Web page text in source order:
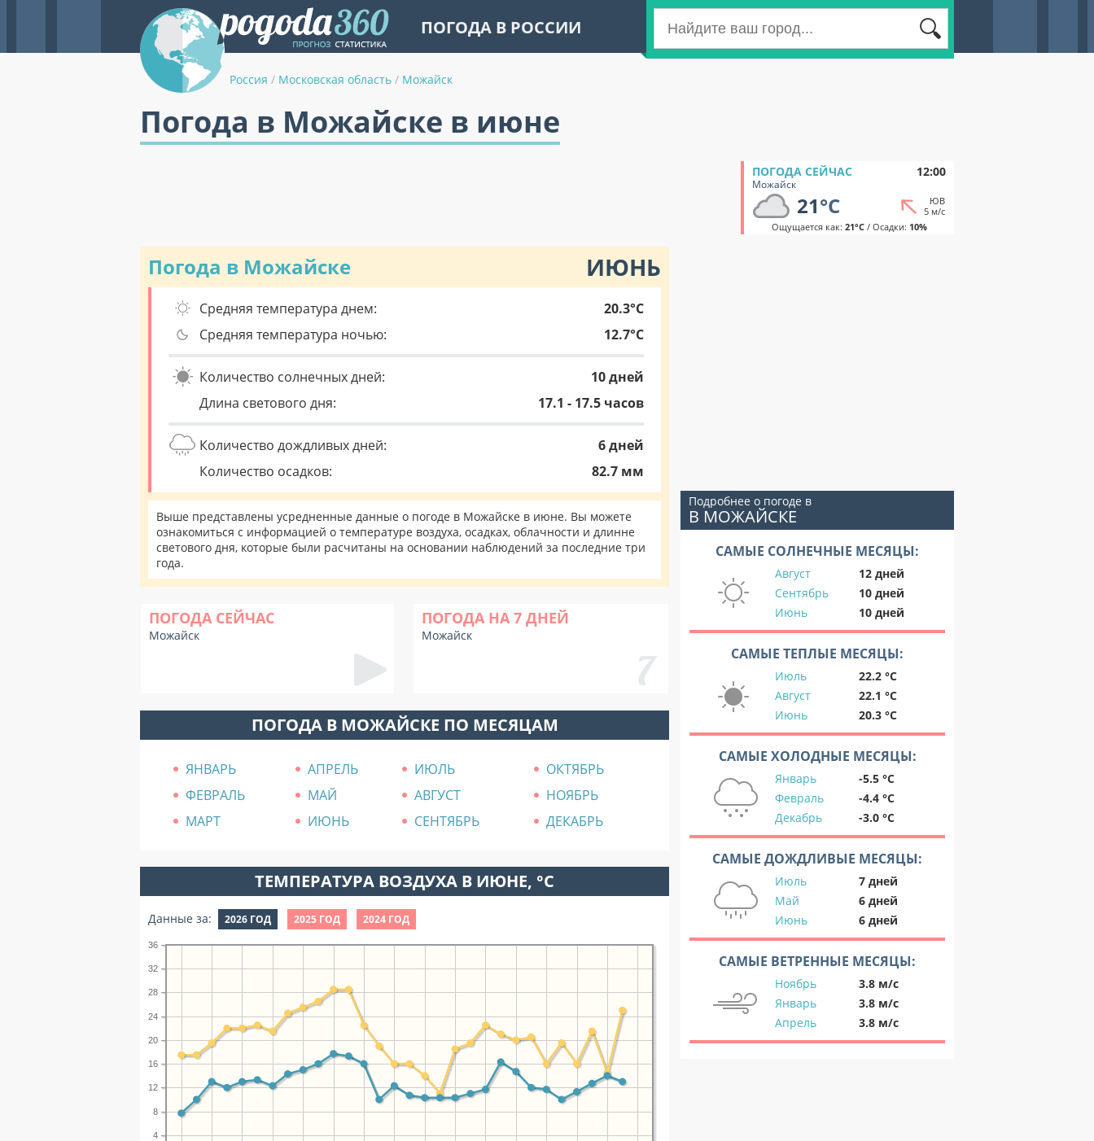
ПОГОДА В РОССИИ
Россия / Московская область / Можайск
Погода в Можайске в июне
ПОГОДА СЕЙЧАС 12:00
Можайск
21°C
ЮВ
5 м/с
Ощущается как: 21°C/ Осадки: 10%
Погода в Можайске ИЮНЬ
Средняя температура днем:
20.3°C
Средняя температура ночью:
12.7°C
Количество солнечных дней:
10 дней
Длина светового дня:
17.1 - 17.5 часов
Количество дождливых дней:
6 дней
Количество осадков:
82.7 мм
Выше представлены усредненные данные о погоде в Можайске в июне. Вы можете
ознакомиться с информацией о температуре воздуха, осадках, облачности и длинне
светового дня, которые были расчитаны на основании наблюдений за последние три
года.
ПОГОДА СЕЙЧАС
Можайск
ПОГОДА НА 7 ДНЕЙ
Можайск
ПОГОДА В МОЖАЙСКЕ ПО МЕСЯЦАМ
ЯНВАРЬ АПРЕЛЬ ИЮЛЬ
ОКТЯБРЬ
ФЕВРАЛЬ
МАЙ АВГУСТ
НОЯБРЬ
МАРТ
ИЮНЬ СЕНТЯБРЬ ДЕКАБРЬ
ТЕМПЕРАТУРА ВОЗДУХА В ИЮНЕ, °C
Данные за: 2026 ГОД 2025 ГОД 2024 ГОД
4
8
12
16
20
24
28
32
36
Подробнее о погоде в
В МОЖАЙСКЕ
САМЫЕ СОЛНЕЧНЫЕ МЕСЯЦЫ:
Август
12 дней
Сентябрь
10 дней
Июнь
10 дней
САМЫЕ ТЕПЛЫЕ МЕСЯЦЫ:
Июль
22.2 °C
Август
22.1 °C
Июнь
20.3 °C
САМЫЕ ХОЛОДНЫЕ МЕСЯЦЫ:
Январь
-5.5 °C
Февраль
-4.4 °C
Декабрь
-3.0 °C
САМЫЕ ДОЖДЛИВЫЕ МЕСЯЦЫ:
Июль
7 дней
Май
6 дней
Июнь
6 дней
САМЫЕ ВЕТРЕННЫЕ МЕСЯЦЫ:
Ноябрь
3.8 м/с
Январь
3.8 м/с
Апрель
3.8 м/с